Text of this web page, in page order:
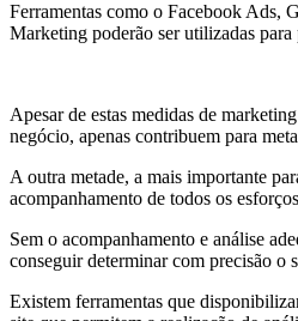
Ferramentas como o Facebook Ads,
Marketing poderão ser utilizadas
Apesar de estas medidas de
negócio, apenas contribuem para
A outra metade, a mais importante
acompanhamento de todos os
Sem o acompanhamento e análise
conseguir determinar com precisão o
Existem ferramentas que